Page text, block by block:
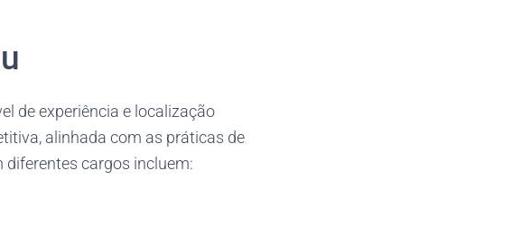
de experiência e localização
alinhada com as práticas de
diferentes cargos incluem: